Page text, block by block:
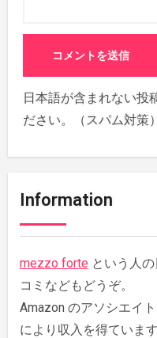
日本語が含まれない投
ださい。（スパム対策）
Information
mezzo forte という人
コミなどもどうぞ。
Amazon のアソシエイ
により収入を得ています